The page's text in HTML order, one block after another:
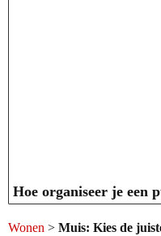
Hoe organiseer je een
Wonen > Muis: Kies de